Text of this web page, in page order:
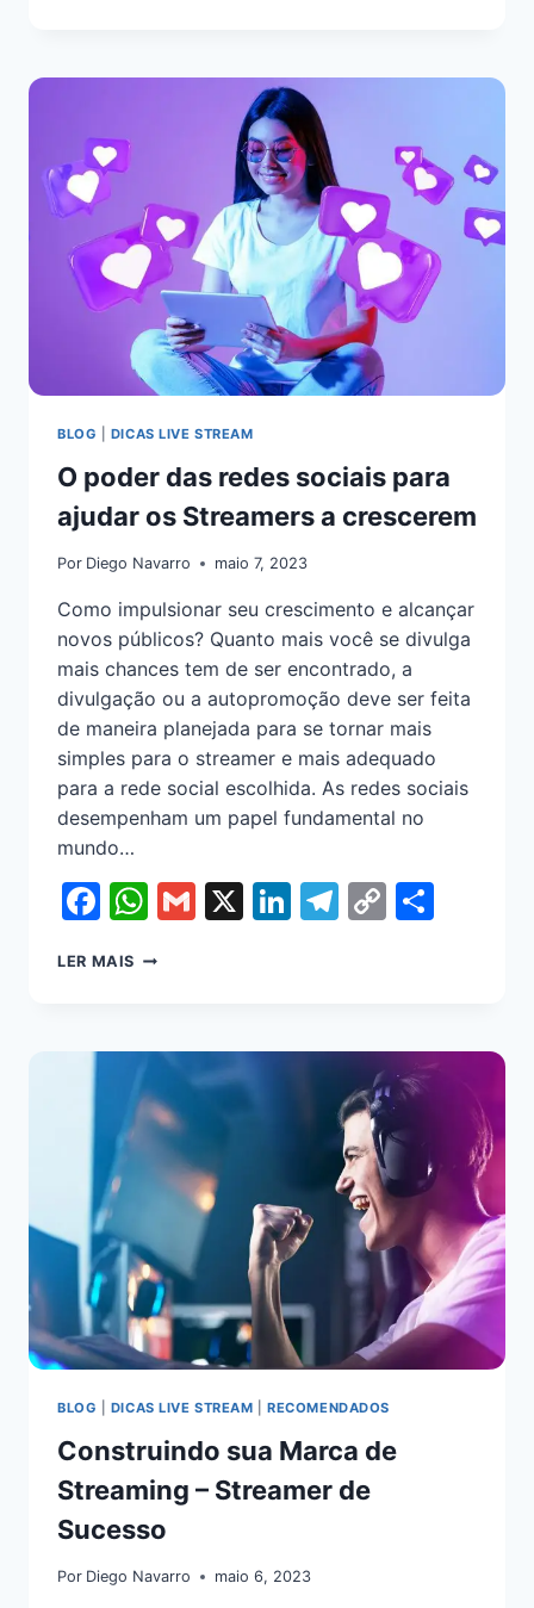
BLOG DICAS LIVE STREAM
O poder das redes sociais para
ajudar os Streamers a crescerem
Por Diego Navarro maio 7, 2023
Como impulsionar seu crescimento e alcançar
novos públicos? Quanto mais você se divulga
mais chances tem de ser encontrado, a
divulgação ou a autopromoção deve ser feita
de maneira planejada para se tornar mais
simples para o streamer e mais adequado
para a rede social escolhida. As redes sociais
desempenham um papel fundamental no
mundo…
Facebook
WhatsApp
Gmail
X LinkedIn
Telegram
Copy
LER MAIS
BLOG DICAS LIVE STREAM |RECOMENDADOS
Construindo sua Marca de
Streaming – Streamer de
Sucesso
Por Diego Navarro maio 6, 2023